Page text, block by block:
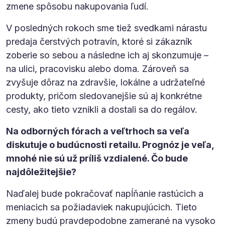
zmene spôsobu nakupovania ľudí.
V posledných rokoch sme tiež svedkami nárastu
predaja čerstvých potravín, ktoré si zákazník
zoberie so sebou a následne ich aj skonzumuje –
na ulici, pracovisku alebo doma. Zároveň sa
zvyšuje dôraz na zdravšie, lokálne a udržateľné
produkty, pričom sledovanejšie sú aj konkrétne
cesty, ako tieto vznikli a dostali sa do regálov.
Na odborných fórach a veľtrhoch sa veľa
diskutuje o budúcnosti retailu. Prognóz je veľa,
mnohé nie sú už príliš vzdialené. Čo bude
najdôležitejšie?
Naďalej bude pokračovať napĺňanie rastúcich a
meniacich sa požiadaviek nakupujúcich. Tieto
zmeny budú pravdepodobne zamerané na vysoko